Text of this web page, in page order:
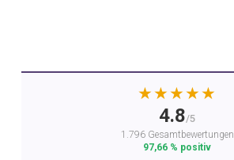
★★★★★
4.8/5
1.796 Gesamtbewertungen
97,66 % positiv